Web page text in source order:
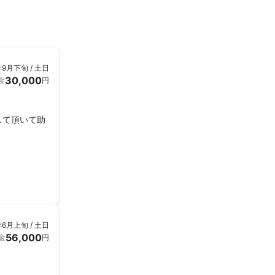
月下旬 / 土日
30,000円
頂いて助
月上旬 / 土日
56,000円